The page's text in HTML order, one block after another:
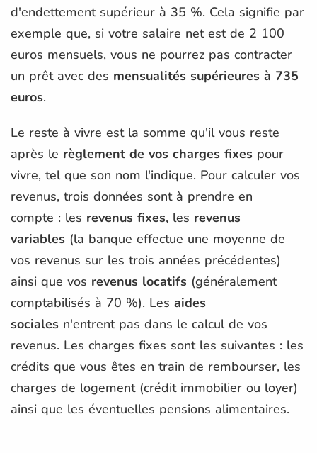
d'endettement supérieur à 35 %. Cela signifie par
exemple que, si votre salaire net est de 2 100
euros mensuels, vous ne pourrez pas contracter
un prêt avec des mensualités supérieures à 735
euros.
Le reste à vivre est la somme qu'il vous reste
après le règlement de vos charges fixes pour
vivre, tel que son nom l'indique. Pour calculer vos
revenus, trois données sont à prendre en
compte : les revenus fixes, les revenus
variables (la banque effectue une moyenne de
vos revenus sur les trois années précédentes)
ainsi que vos revenus locatifs (généralement
comptabilisés à 70 %). Les aides
sociales n'entrent pas dans le calcul de vos
revenus. Les charges fixes sont les suivantes : les
crédits que vous êtes en train de rembourser, les
charges de logement (crédit immobilier ou loyer)
ainsi que les éventuelles pensions alimentaires.